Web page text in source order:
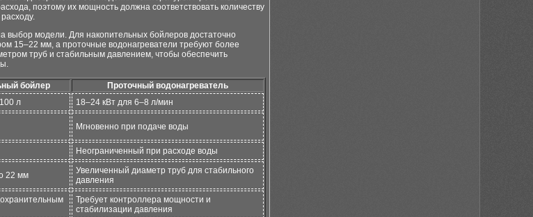
поэтому их мощность должна соответствовать количеству
выбор модели. Для накопительных бойлеров достаточно
15–22 мм, а проточные водонагреватели требуют более
труб и стабильным давлением, чтобы обеспечить
бойлер
Проточный водонагреватель
л
18–24 кВт для 6–8 л/мин
Мгновенно при подаче воды
Неограниченный при расходе воды
22 мм
Увеличенный диаметр труб для стабильного
давления
Требует контроллера мощности и
стабилизации давления